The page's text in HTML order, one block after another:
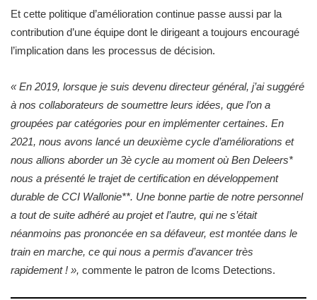
Et cette politique d’amélioration continue passe aussi par la
contribution d’une équipe dont le dirigeant a toujours encouragé
l’implication dans les processus de décision.
« En 2019, lorsque je suis devenu directeur général, j’ai suggéré
à nos collaborateurs de soumettre leurs idées, que l’on a
groupées par catégories pour en implémenter certaines. En
2021, nous avons lancé un deuxième cycle d’améliorations et
nous allions aborder un 3è cycle au moment où Ben Deleers*
nous a présenté le trajet de certification en développement
durable de CCI Wallonie**. Une bonne partie de notre personnel
a tout de suite adhéré au projet et l’autre, qui ne s’était
néanmoins pas prononcée en sa défaveur, est montée dans le
train en marche, ce qui nous a permis d’avancer très
rapidement ! », commente le patron de Icoms Detections.